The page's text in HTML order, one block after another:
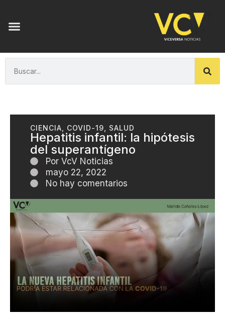
CIENCIA, COVID-19, SALUD
Hepatitis infantil: la hipótesis
del superantígeno
Por VcV Noticias
mayo 22, 2022
No hay comentarios